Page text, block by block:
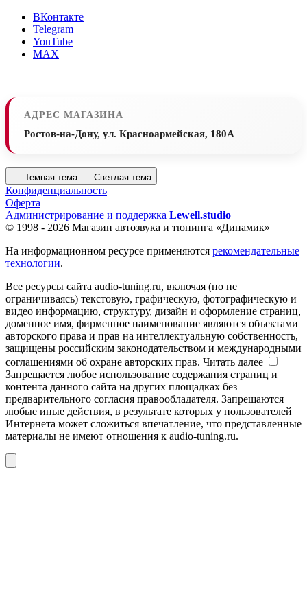
ВКонтакте
Telegram
YouTube
MAX
АДРЕС МАГАЗИНА
Ростов-на-Дону, ул. Красноармейская, 180А
Темная тема Светлая тема
Конфиденциальность
Оферта
Администрирование и поддержка Lewell.studio
© 1998 - 2026 Магазин автозвука и тюнинга «Динамик»
На информационном ресурсе применяются рекомендательные
технологии.
Все ресурсы сайта audio-tuning.ru, включая (но не
ограничиваясь) текстовую, графическую, фотографическую и
видео информацию, структуру, дизайн и оформление страниц,
доменное имя, фирменное наименование являются объектами
авторского права и прав на интеллектуальную собственность,
защищены российским законодательством и международными
соглашениями об охране авторских прав. Читать далее
Запрещается любое использование содержания страниц и
контента данного сайта на других площадках без
предварительного согласия правообладателя. Запрещаются
любые иные действия, в результате которых у пользователей
Интернета может сложиться впечатление, что представленные
материалы не имеют отношения к audio-tuning.ru.